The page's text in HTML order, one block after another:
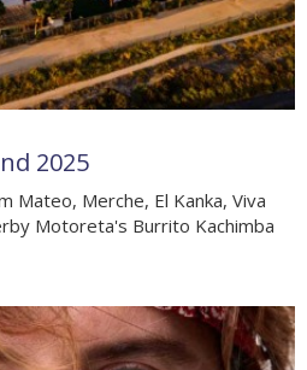
2025
Mateo, Merche, El Kanka, Viva
Motoreta's Burrito Kachimba